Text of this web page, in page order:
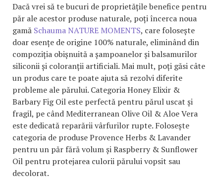
Dacă vrei să te bucuri de proprietățile benefice pentru
păr ale acestor produse naturale, poți încerca noua
gamă Schauma NATURE MOMENTS, care folosește
doar esențe de origine 100% naturale, eliminând din
compoziția obișnuită a șampoanelor și balsamurilor
siliconii și coloranții artificiali. Mai mult, poți găsi câte
un produs care te poate ajuta să rezolvi diferite
probleme ale părului. Categoria Honey Elixir &
Barbary Fig Oil este perfectă pentru părul uscat și
fragil, pe când Mediterranean Olive Oil & Aloe Vera
este dedicată reparării vârfurilor rupte. Folosește
categoria de produse Provence Herbs & Lavander
pentru un păr fără volum și Raspberry & Sunflower
Oil pentru protejarea culorii părului vopsit sau
decolorat.